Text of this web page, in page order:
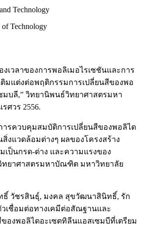
Technology
Technology
เวลาของการพอลิเมอไรเซชันและการ
ติมแต่งต่อพฤติกรรมการเปลี่ยนสีของพอ
มบลี,” วิทยานิพนธ์วิทยาศาสตรมหา
ศวร 2556.
ารควบคุมสมบัติการเปลี่ยนสีของพอลิได
สิ่งแวดล้อมต่างๆ ผลของโครงสร้าง
ป็นกรด-ด่าง และความแรงของ
ทยาศาสตรมหาบัณฑิต มหาวิทยาลัย
วัชรสินธุ์, มงคล สุขวัฒนาสินิทธิ์, รัก
วเชื่อมต่อทางเคมีต่อสัณฐานและ
องพอลิไดอะเซตทิลีนแอสเซมบีที่เตรียม